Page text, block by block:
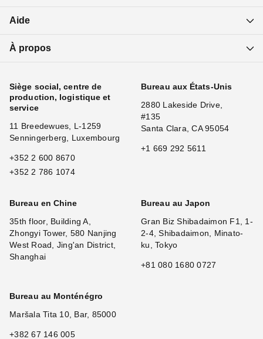
Aide
À propos
Siège social, centre de
production, logistique et
service
11 Breedewues, L-1259
Senningerberg, Luxembourg
+352 2 600 8670
+352 2 786 1074
Bureau aux États-Unis
2880 Lakeside Drive,
#135
Santa Clara, CA 95054
+1 669 292 5611
Bureau en Chine
35th floor, Building A,
Zhongyi Tower, 580 Nanjing
West Road, Jing'an District,
Shanghai
Bureau au Japon
Gran Biz Shibadaimon F1, 1-
2-4, Shibadaimon, Minato-
ku, Tokyo
+81 080 1680 0727
Bureau au Monténégro
Maršala Tita 10, Bar, 85000
+382 67 146 005